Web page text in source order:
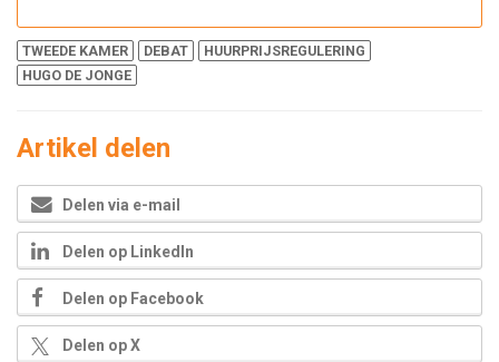
TWEEDE KAMER DEBAT
HUURPRIJSREGULERING
HUGO DE JONGE
Artikel delen
Delen via e-mail
Delen op LinkedIn
Delen op Facebook
Delen op X